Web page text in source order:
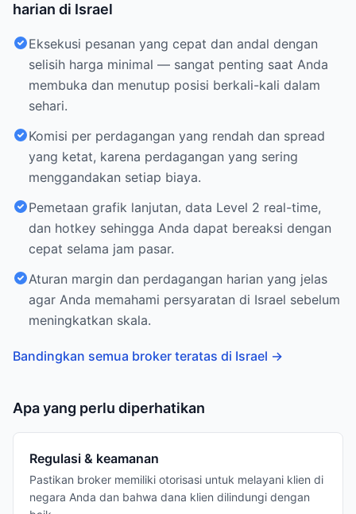
harian di Israel
Eksekusi pesanan yang cepat dan andal dengan
selisih harga minimal — sangat penting saat Anda
membuka dan menutup posisi berkali-kali dalam
sehari.
Komisi per perdagangan yang rendah dan spread
yang ketat, karena perdagangan yang sering
menggandakan setiap biaya.
Pemetaan grafik lanjutan, data Level 2 real-time,
dan hotkey sehingga Anda dapat bereaksi dengan
cepat selama jam pasar.
Aturan margin dan perdagangan harian yang jelas
agar Anda memahami persyaratan di Israel sebelum
meningkatkan skala.
Bandingkan semua broker teratas di Israel →
Apa yang perlu diperhatikan
Regulasi & keamanan
Pastikan broker memiliki otorisasi untuk melayani klien di
negara Anda dan bahwa dana klien dilindungi dengan